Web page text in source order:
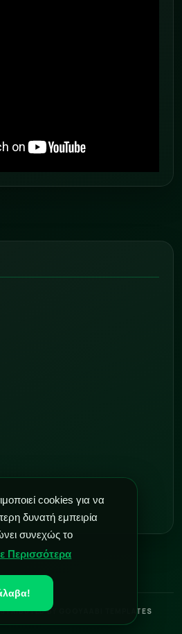
cookies για να
δυνατή εμπειρία
συνεχώς το
Περισσότερα
BY GOOYAABI TEMPLATES